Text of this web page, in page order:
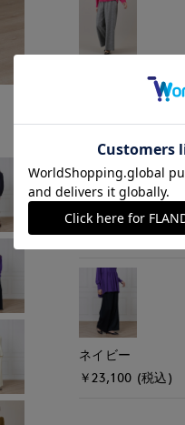
￥23,100 (税込)
キンチャ
￥23,100 (税込)
ネイビー
￥23,100 (税込)